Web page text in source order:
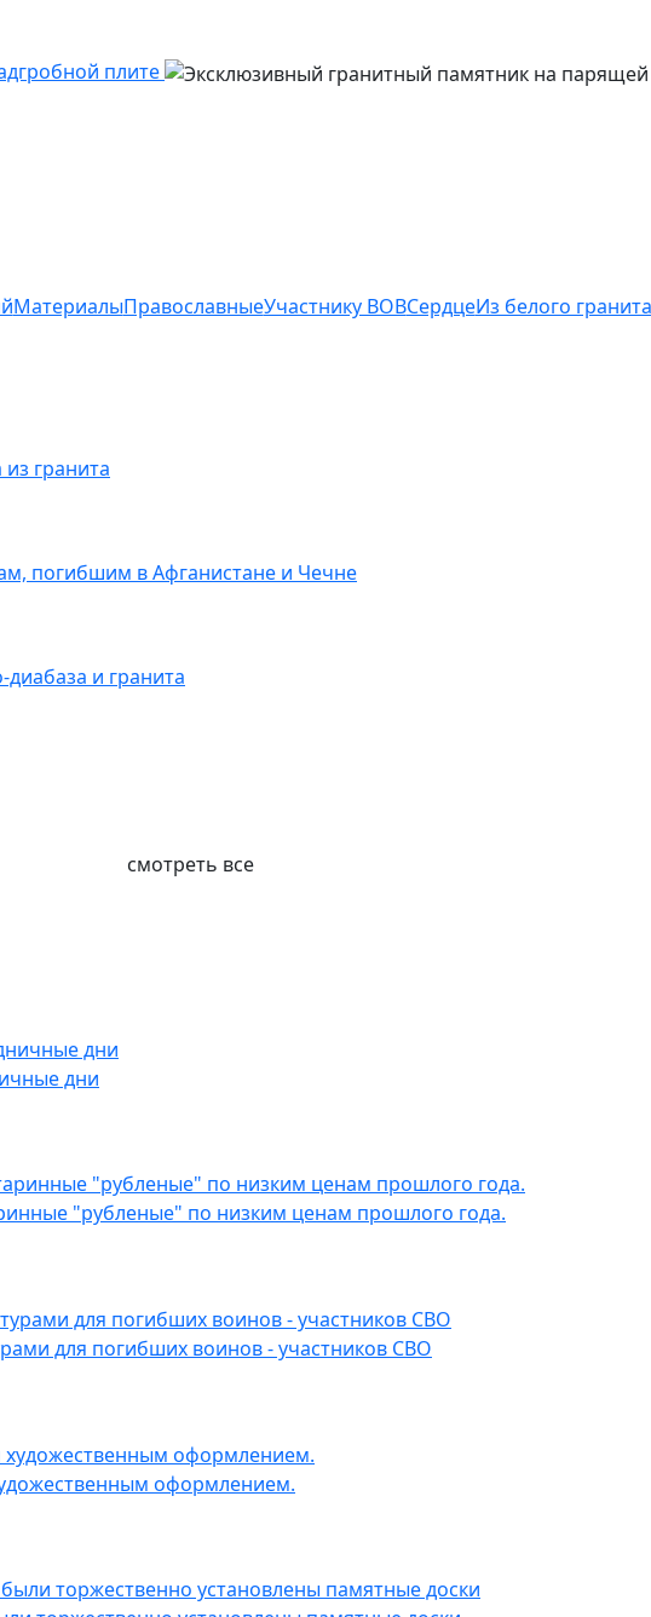
плите
МатериалыПравославныеУчастнику ВОВСердцеИз белого гранита
гранита
погибшим в Афганистане и Чечне
и гранита
смотреть все
дни
"рубленые" по низким ценам прошлого года.
для погибших воинов - участников СВО
оформлением.